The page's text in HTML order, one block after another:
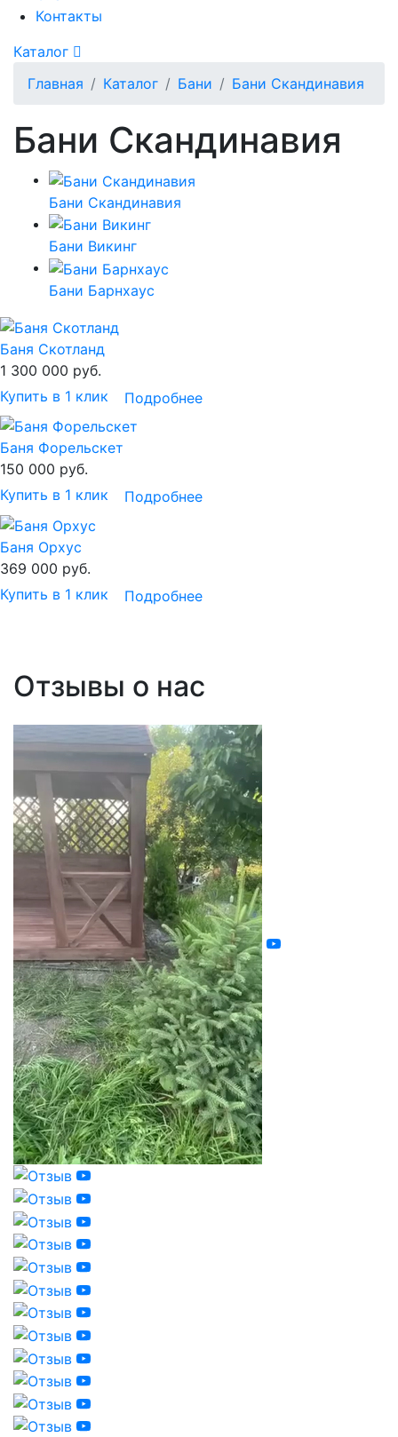
Контакты
Каталог
Главная
Каталог Бани Бани Скандинавия
Бани Скандинавия
Бани Скандинавия
Бани Викинг
Бани Барнхаус
Баня Скотланд
1 300 000 руб.
Купить в 1 клик
Подробнее
Баня Форельскет
150 000 руб.
Купить в 1 клик
Подробнее
Баня Орхус
369 000 руб.
Купить в 1 клик
Подробнее
Отзывы о нас